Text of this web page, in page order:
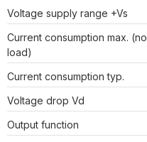
Voltage supply range +Vs
Current consumption max. (no
load)
Current consumption typ.
Voltage drop Vd
Output function